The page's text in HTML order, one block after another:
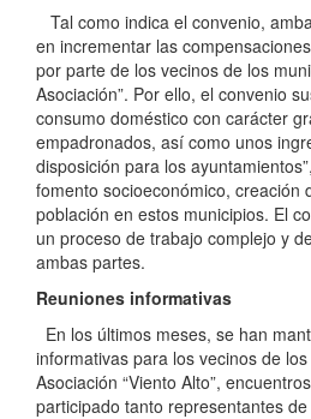
Tal como indica el convenio,
en incrementar las
por parte de los vecinos de los
Asociación”. Por ello, el convenio
consumo doméstico con carácter
empadronados, así como unos
disposición para los
fomento socioeconómico, creación
población en estos municipios. El
un proceso de trabajo complejo y
ambas partes.
Reuniones informativas
En los últimos meses, se han
informativas para los vecinos de
Asociación “Viento Alto”,
participado tanto representantes